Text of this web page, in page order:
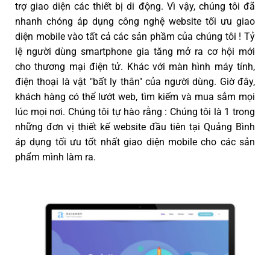
trợ giao diện các thiết bị di động. Vì vậy, chúng tôi đã
nhanh chóng áp dụng công nghệ website tối ưu giao
diện mobile vào tất cả các sản phầm của chúng tôi ! Tỷ
lệ người dùng smartphone gia tăng mở ra cơ hội mới
cho thương mại điện tử. Khác với màn hình máy tính,
điện thoại là vật "bất ly thân" của người dùng. Giờ đây,
khách hàng có thể lướt web, tìm kiếm và mua sắm mọi
lúc mọi nơi. Chúng tôi tự hào rằng : Chúng tôi là 1 trong
những đơn vị thiết kế website đầu tiên tại Quảng Bình
áp dụng tối ưu tốt nhất giao diện mobile cho các sản
phẩm mình làm ra.